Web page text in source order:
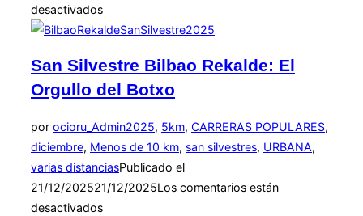
desactivados
San Silvestre Bilbao Rekalde: El
Orgullo del Botxo
por ocioru_Admin2025, 5km, CARRERAS POPULARES,
diciembre, Menos de 10 km, san silvestres, URBANA,
varias distanciasPublicado el
21/12/202521/12/2025Los comentarios están
desactivados